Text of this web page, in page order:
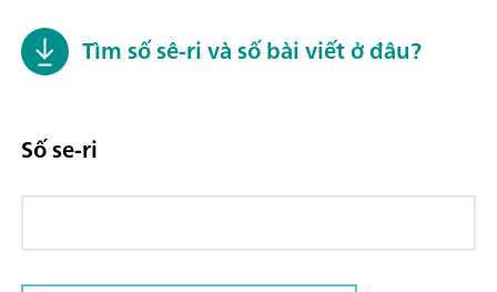
Tìm số sê-ri và số bài viết ở đâu?
Số se-ri